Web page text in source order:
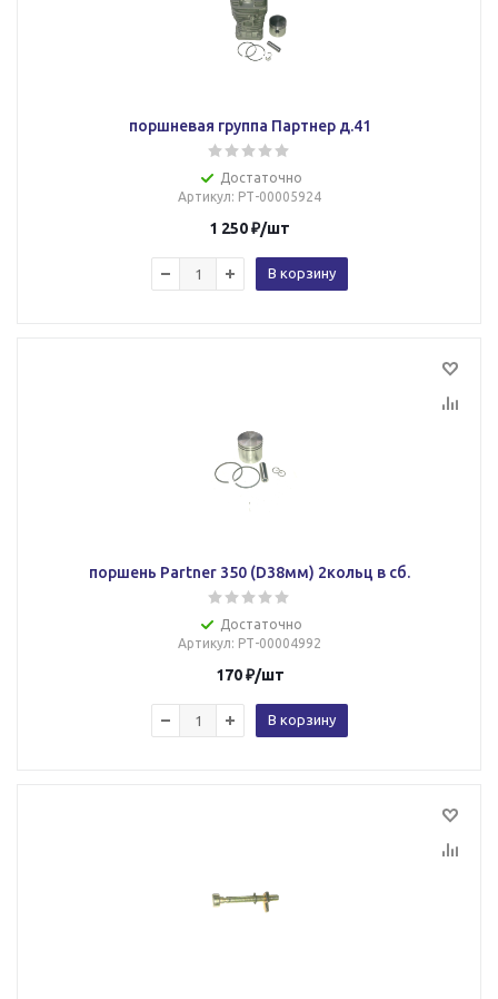
поршневая группа Партнер д.41
Достаточно
Артикул: РТ-00005924
1 250₽/шт
В корзину
поршень Partner 350 (D38мм) 2кольц в сб.
Достаточно
Артикул: РТ-00004992
170₽/шт
В корзину